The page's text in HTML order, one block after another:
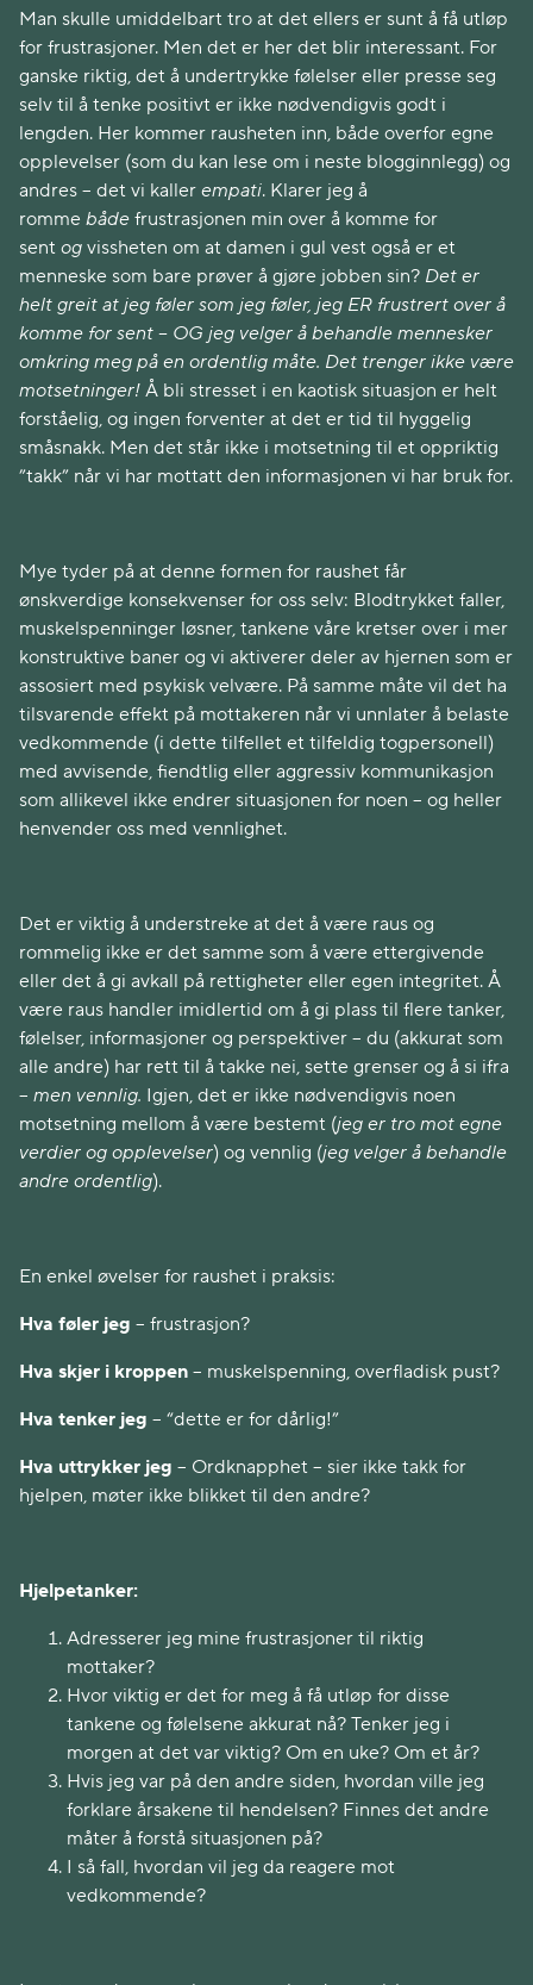
Man skulle umiddelbart tro at det ellers er sunt å få utløp
for frustrasjoner. Men det er her det blir interessant. For
ganske riktig, det å undertrykke følelser eller presse seg
selv til å tenke positivt er ikke nødvendigvis godt i
lengden. Her kommer rausheten inn, både overfor egne
opplevelser (som du kan lese om i neste blogginnlegg) og
andres – det vi kaller empati. Klarer jeg å
romme både frustrasjonen min over å komme for
sent og vissheten om at damen i gul vest også er et
menneske som bare prøver å gjøre jobben sin? Det er
helt greit at jeg føler som jeg føler, jeg ER frustrert over å
komme for sent – OG jeg velger å behandle mennesker
omkring meg på en ordentlig måte. Det trenger ikke være
motsetninger! Å bli stresset i en kaotisk situasjon er helt
forståelig, og ingen forventer at det er tid til hyggelig
småsnakk. Men det står ikke i motsetning til et oppriktig
”takk” når vi har mottatt den informasjonen vi har bruk for.
Mye tyder på at denne formen for raushet får
ønskverdige konsekvenser for oss selv: Blodtrykket faller,
muskelspenninger løsner, tankene våre kretser over i mer
konstruktive baner og vi aktiverer deler av hjernen som er
assosiert med psykisk velvære. På samme måte vil det ha
tilsvarende effekt på mottakeren når vi unnlater å belaste
vedkommende (i dette tilfellet et tilfeldig togpersonell)
med avvisende, fiendtlig eller aggressiv kommunikasjon
som allikevel ikke endrer situasjonen for noen – og heller
henvender oss med vennlighet.
Det er viktig å understreke at det å være raus og
rommelig ikke er det samme som å være ettergivende
eller det å gi avkall på rettigheter eller egen integritet. Å
være raus handler imidlertid om å gi plass til flere tanker,
følelser, informasjoner og perspektiver – du (akkurat som
alle andre) har rett til å takke nei, sette grenser og å si ifra
– men vennlig. Igjen, det er ikke nødvendigvis noen
motsetning mellom å være bestemt (jeg er tro mot egne
verdier og opplevelser) og vennlig (jeg velger å behandle
andre ordentlig).
En enkel øvelser for raushet i praksis:
Hva føler jeg – frustrasjon?
Hva skjer i kroppen – muskelspenning, overfladisk pust?
Hva tenker jeg – “dette er for dårlig!”
Hva uttrykker jeg – Ordknapphet – sier ikke takk for
hjelpen, møter ikke blikket til den andre?
Hjelpetanker:
Adresserer jeg mine frustrasjoner til riktig
mottaker?
Hvor viktig er det for meg å få utløp for disse
tankene og følelsene akkurat nå? Tenker jeg i
morgen at det var viktig? Om en uke? Om et år?
Hvis jeg var på den andre siden, hvordan ville jeg
forklare årsakene til hendelsen? Finnes det andre
måter å forstå situasjonen på?
I så fall, hvordan vil jeg da reagere mot
vedkommende?